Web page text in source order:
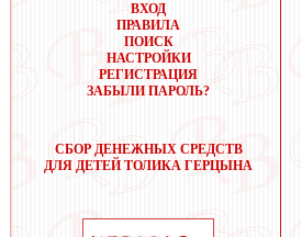
ВХОД
ПРАВИЛА
ПОИСК
НАСТРОЙКИ
РЕГИСТРАЦИЯ
ЗАБЫЛИ ПАРОЛЬ?
СБОР ДЕНЕЖНЫХ СРЕДСТВ
ДЛЯ ДЕТЕЙ ТОЛИКА ГЕРЦЫНА